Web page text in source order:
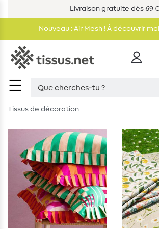
Livraison gratuite dès 69 €
Nouveau : Air Mesh ! À découvrir
☰
Tissus de décoration